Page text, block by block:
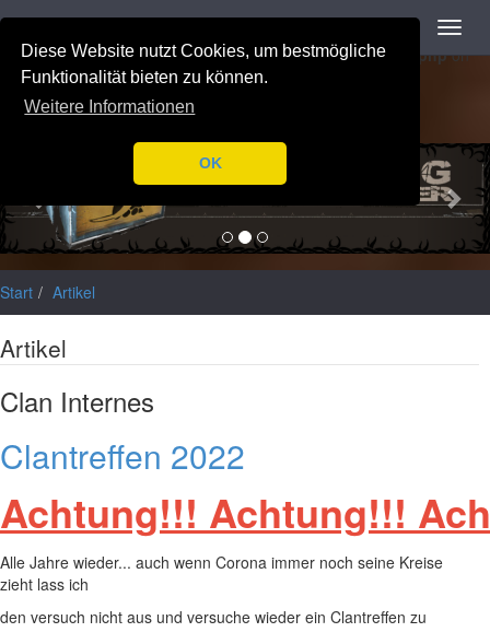
Diese Website nutzt Cookies, um bestmögliche
Funktionalität bieten zu können.
Weitere Informationen
OK
/var/www/html/application/libraries/Ilch/Database/Mysql.phpon
line196
Navigation
Start Artikel
Artikel
Clan Internes
Clantreffen 2022
Achtung!!! Achtung!!!
Alle Jahre wieder... auch wenn Corona immer noch seine Kreise
zieht lass ich
den versuch nicht aus und versuche wieder ein Clantreffen zu